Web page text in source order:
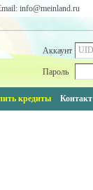
info@meinland.ru
Аккаунт
Пароль
кредиты Контакт